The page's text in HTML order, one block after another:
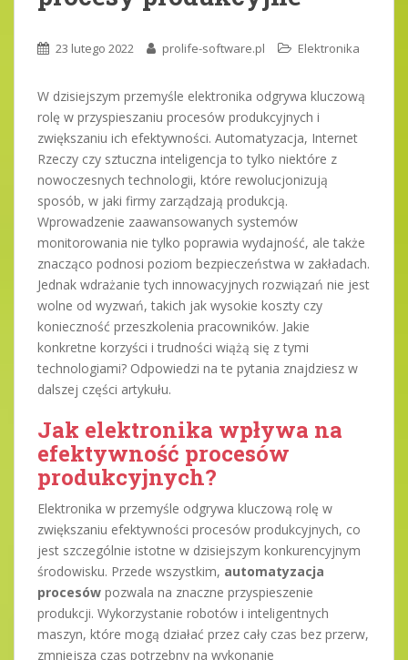
23 lutego 2022 prolife-software.pl Elektronika
W dzisiejszym przemyśle elektronika odgrywa kluczową
rolę w przyspieszaniu procesów produkcyjnych i
zwiększaniu ich efektywności. Automatyzacja, Internet
Rzeczy czy sztuczna inteligencja to tylko niektóre z
nowoczesnych technologii, które rewolucjonizują
sposób, w jaki firmy zarządzają produkcją.
Wprowadzenie zaawansowanych systemów
monitorowania nie tylko poprawia wydajność, ale także
znacząco podnosi poziom bezpieczeństwa w zakładach.
Jednak wdrażanie tych innowacyjnych rozwiązań nie jest
wolne od wyzwań, takich jak wysokie koszty czy
konieczność przeszkolenia pracowników. Jakie
konkretne korzyści i trudności wiążą się z tymi
technologiami? Odpowiedzi na te pytania znajdziesz w
dalszej części artykułu.
Jak elektronika wpływa na
efektywność procesów
produkcyjnych?
Elektronika w przemyśle odgrywa kluczową rolę w
zwiększaniu efektywności procesów produkcyjnych, co
jest szczególnie istotne w dzisiejszym konkurencyjnym
środowisku. Przede wszystkim, automatyzacja
procesów pozwala na znaczne przyspieszenie
produkcji. Wykorzystanie robotów i inteligentnych
maszyn, które mogą działać przez cały czas bez przerw,
zmniejsza czas potrzebny na wykonanie